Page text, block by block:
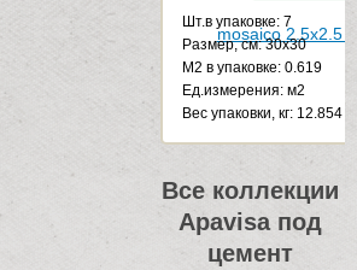
Шт.в упаковке: 7
Размер, см: 30x30
М2 в упаковке: 0.619
Ед.измерения: м2
Веc упаковки, кг: 12.854
Все коллекции
Apavisa под
цемент